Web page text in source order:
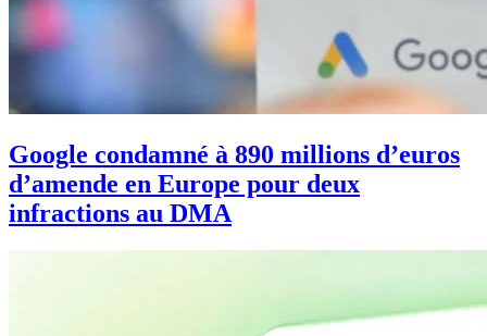
Google condamné à 890 millions d’euros
d’amende en Europe pour deux
infractions au DMA